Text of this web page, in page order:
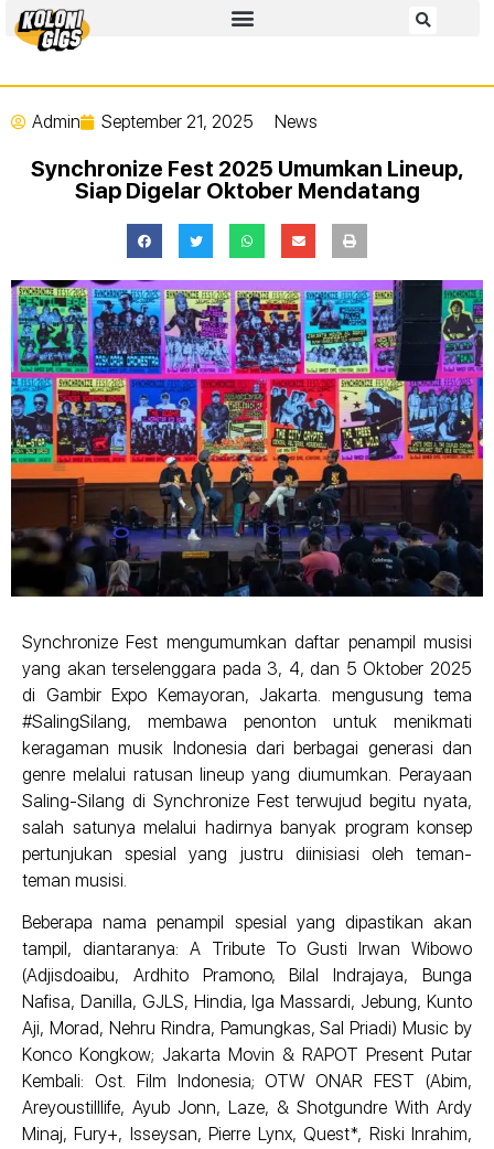
Admin September 21, 2025 News
Synchronize Fest 2025 Umumkan Lineup,
Siap Digelar Oktober Mendatang
Synchronize Fest mengumumkan daftar penampil musisi
yang akan terselenggara pada 3, 4, dan 5 Oktober 2025
di Gambir Expo Kemayoran, Jakarta. mengusung tema
#SalingSilang, membawa penonton untuk menikmati
keragaman musik Indonesia dari berbagai generasi dan
genre melalui ratusan lineup yang diumumkan. Perayaan
Saling-Silang di Synchronize Fest terwujud begitu nyata,
salah satunya melalui hadirnya banyak program konsep
pertunjukan spesial yang justru diinisiasi oleh teman-
teman musisi.
Beberapa nama penampil spesial yang dipastikan akan
tampil, diantaranya: A Tribute To Gusti Irwan Wibowo
(Adjisdoaibu, Ardhito Pramono, Bilal Indrajaya, Bunga
Nafisa, Danilla, GJLS, Hindia, Iga Massardi, Jebung, Kunto
Aji, Morad, Nehru Rindra, Pamungkas, Sal Priadi) Music by
Konco Kongkow; Jakarta Movin & RAPOT Present Putar
Kembali: Ost. Film Indonesia; OTW ONAR FEST (Abim,
Areyoustilllife, Ayub Jonn, Laze, & Shotgundre With Ardy
Minaj, Fury+, Isseysan, Pierre Lynx, Quest*, Riski Inrahim,